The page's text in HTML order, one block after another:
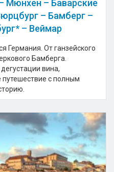
Мюнхен – Баварские
– Бамберг –
– Веймар
Германия. От ганзейского
Бамберга.
вина,
с полным